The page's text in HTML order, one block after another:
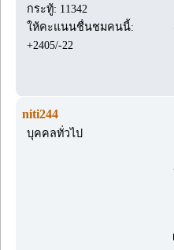
กระทู้: 11342
ให้คะแนนชื่นชมคนนี้:
+2405/-22
niti244
บุคคลทั่วไป